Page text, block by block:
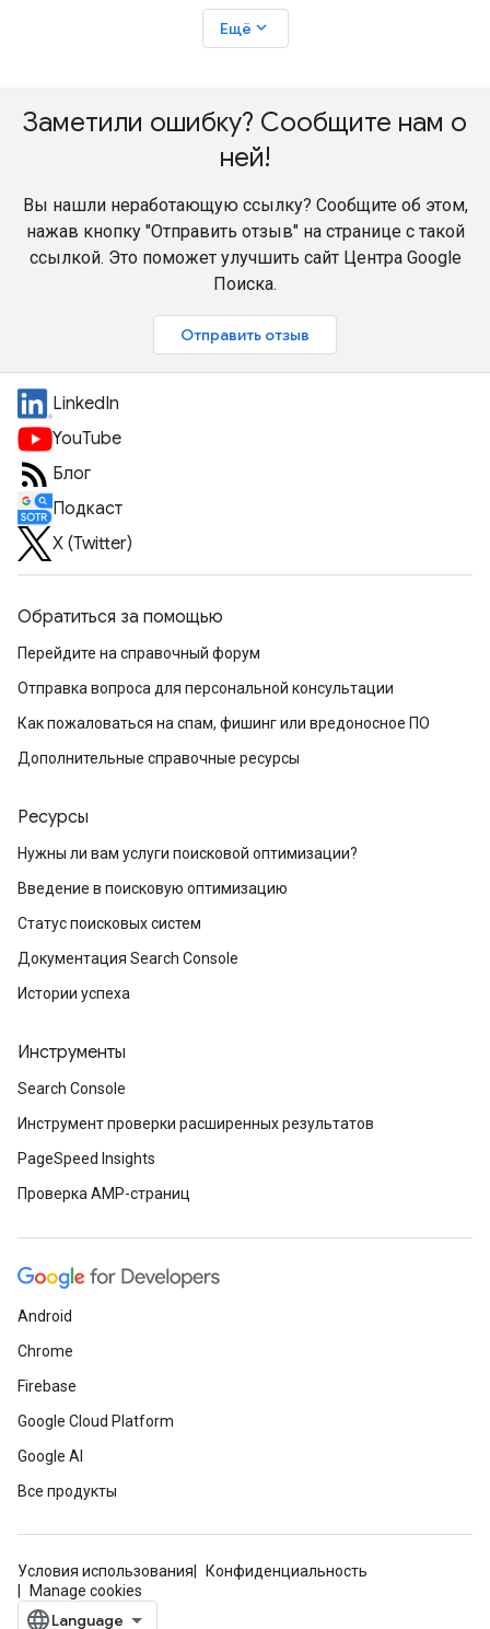
Ещё expand_more
Заметили ошибку? Сообщите нам о
ней!
Вы нашли неработающую ссылку? Сообщите об этом,
нажав кнопку "Отправить отзыв" на странице с такой
ссылкой. Это поможет улучшить сайт Центра Google
Поиска.
Отправить отзыв
LinkedIn
YouTube
Блог
Подкаст
X (Twitter)
Обратиться за помощью
Перейдите на справочный форум
Отправка вопроса для персональной консультации
Как пожаловаться на спам, фишинг или вредоносное ПО
Дополнительные справочные ресурсы
Ресурсы
Нужны ли вам услуги поисковой оптимизации?
Введение в поисковую оптимизацию
Статус поисковых систем
Документация Search Console
Истории успеха
Инструменты
Search Console
Инструмент проверки расширенных результатов
PageSpeed Insights
Проверка AMP-страниц
Android
Chrome
Firebase
Google Cloud Platform
Google AI
Все продукты
Условия использования
Конфиденциальность
Manage cookies